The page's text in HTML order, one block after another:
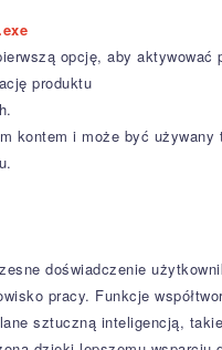
opcję, aby aktywować
produktu
kontem i może być
doświadczenie
pracy. Funkcje
sztuczną inteligencją,